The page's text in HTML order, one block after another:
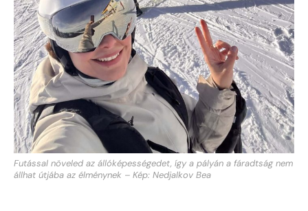
Futással növeled az állóképességedet, így a pályán a fáradtság nem
állhat útjába az élménynek – Kép: Nedjalkov Bea